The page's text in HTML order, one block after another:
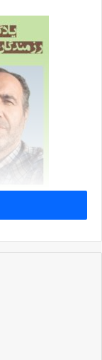
مقدمه
با سلام، در
سال پیش و چند